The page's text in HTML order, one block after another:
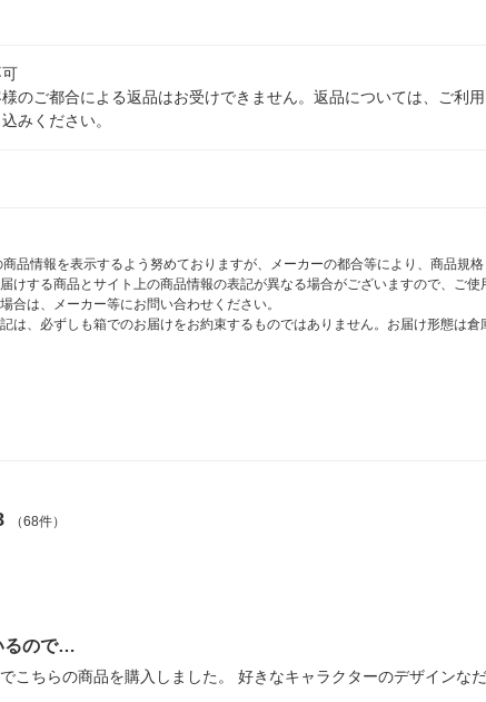
のご都合による返品はお受けできません。返品については、ご利
みください。
品情報を表示するよう努めておりますが、メーカーの都合等により、商品規
けする商品とサイト上の商品情報の表記が異なる場合がございますので、ご
合は、メーカー等にお問い合わせください。
は、必ずしも箱でのお届けをお約束するものではありません。お届け形態は
（68件）
るので…
こちらの商品を購入しました。 好きなキャラクターのデザインな